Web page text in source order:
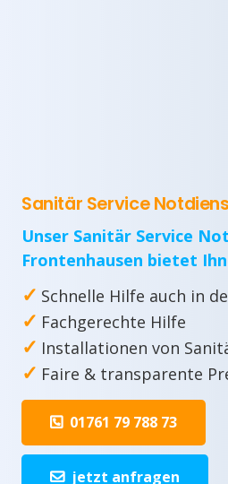
Sanitär Service
Unser Sanitär Service
Frontenhausen bietet
✓ Schnelle Hilfe auch in
✓ Fachgerechte Hilfe
✓ Installationen von
✓ Faire & transparente
01761 79 788 73
jetzt anfragen